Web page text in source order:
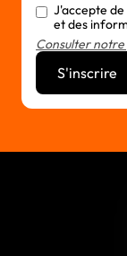
J'accepte
et des
Consulter